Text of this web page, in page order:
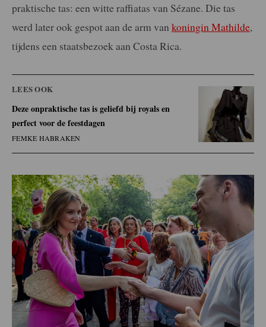
praktische tas: een witte raffiatas van Sézane. Die tas
werd later ook gespot aan de arm van koningin Mathilde,
tijdens een staatsbezoek aan Costa Rica.
LEES OOK
Deze onpraktische tas is geliefd bij royals en
perfect voor de feestdagen
FEMKE HABRAKEN